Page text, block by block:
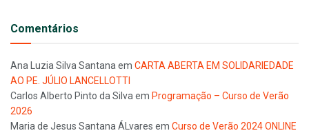
Comentários
Ana Luzia Silva Santana em CARTA ABERTA EM SOLIDARIEDADE
AO PE. JÚLIO LANCELLOTTI
Carlos Alberto Pinto da Silva em Programação – Curso de Verão
2026
Maria de Jesus Santana ÁLvares em Curso de Verão 2024 ONLINE